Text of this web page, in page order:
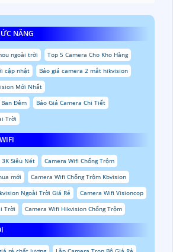
NĂNG
ngoài trời
Top 5 Camera Cho Kho Hàng
cập nhật
Báo giá camera 2 mắt hikvision
Mới Nhất
Ban Đêm
Báo Giá Camera Chi Tiết
Trời
3K Siêu Nét
Camera Wifi Chống Trộm
mới
Camera Wifi Chống Trộm Kbvision
Ngoài Trời Giá Rẻ
Camera Wifi Visioncop
Trời
Camera Wifi Hikvision Chống Trộm